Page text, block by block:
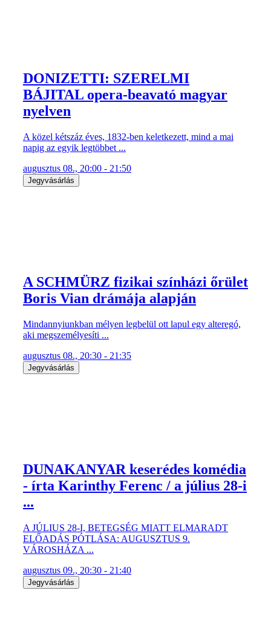
DONIZETTI: SZERELMI
BÁJITAL opera-beavató magyar
nyelven
A közel kétszáz éves, 1832-ben keletkezett, mind a mai
napig az egyik legtöbbet ...
augusztus 08., 20:00 - 21:50
Jegyvásárlás
A SCHMÜRZ fizikai színházi őrület
Boris Vian drámája alapján
Mindannyiunkban mélyen legbelül ott lapul egy alteregó,
aki megszemélyesíti ...
augusztus 08., 20:30 - 21:35
Jegyvásárlás
DUNAKANYAR keserédes komédia
- írta Karinthy Ferenc / a július 28-i
...
A JÚLIUS 28-I, BETEGSÉG MIATT ELMARADT
ELŐADÁS PÓTLÁSA: AUGUSZTUS 9.
VÁROSHÁZA ...
augusztus 09., 20:30 - 21:40
Jegyvásárlás